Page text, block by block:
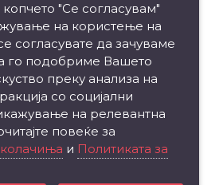
на производ
Мапа на сајтот
Издвојуваме
Брендови
ваучер
програма
"Се согласувам"
на користење на
согласувате да зачуваме
го подобриме Вашето
преку анализа на
со социјални
на релевантна
повеќе за
и Политиката за